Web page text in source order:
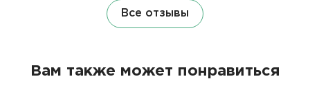
Все отзывы
Вам также может понравиться